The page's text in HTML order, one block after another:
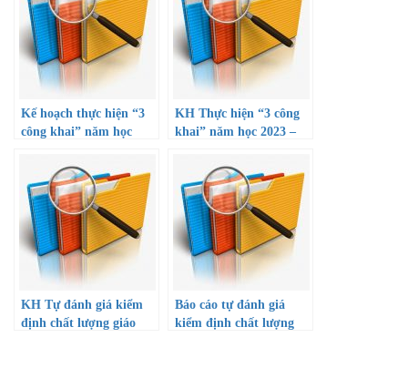
Kế hoạch thực hiện “3
công khai” năm học
KH Thực hiện “3 công
khai” năm học 2023 –
KH Tự đánh giá kiểm
định chất lượng giáo
Báo cáo tự đánh giá
kiểm định chất lượng